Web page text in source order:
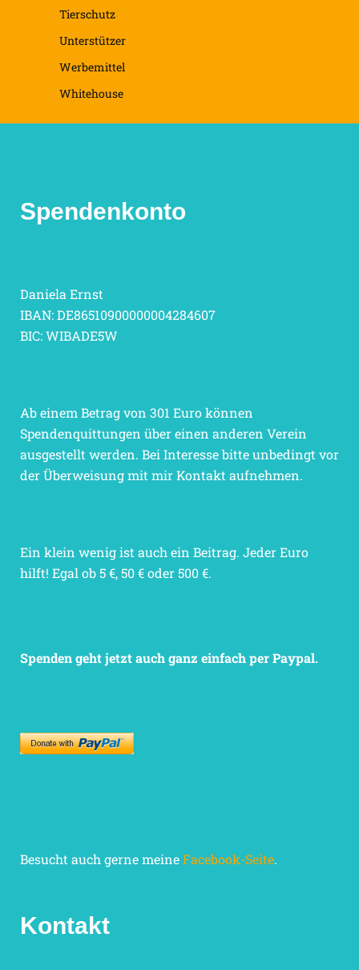
Tierschutz
Unterstützer
Werbemittel
Whitehouse
Spendenkonto
Daniela Ernst
IBAN: DE86510900000004284607
BIC: WIBADE5W
Ab einem Betrag von 301 Euro können
Spendenquittungen über einen anderen Verein
ausgestellt werden. Bei Interesse bitte unbedingt vor
der Überweisung mit mir Kontakt aufnehmen.
Ein klein wenig ist auch ein Beitrag. Jeder Euro
hilft! Egal ob 5 €, 50 € oder 500 €.
Spenden geht jetzt auch ganz einfach per Paypal.
Besucht auch gerne meineFacebook-Seite.
Kontakt